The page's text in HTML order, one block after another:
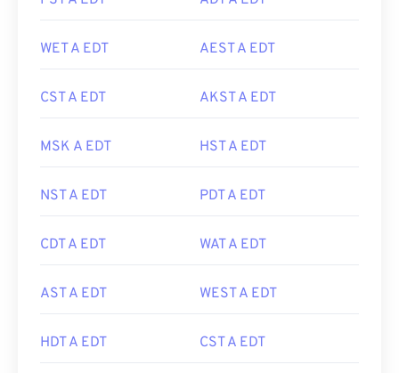
WET A EDT AEST A EDT
CST A EDT AKST A EDT
MSK A EDT HST A EDT
NST A EDT PDT A EDT
CDT A EDT WAT A EDT
AST A EDT WEST A EDT
HDT A EDT CST A EDT